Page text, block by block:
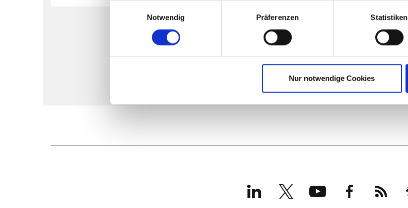
Notwendig
Präferenzen Statistiken
Nur notwendige Cookies
LinkedInX
(formerly
Twitter)
YouTubeFacebookRSS